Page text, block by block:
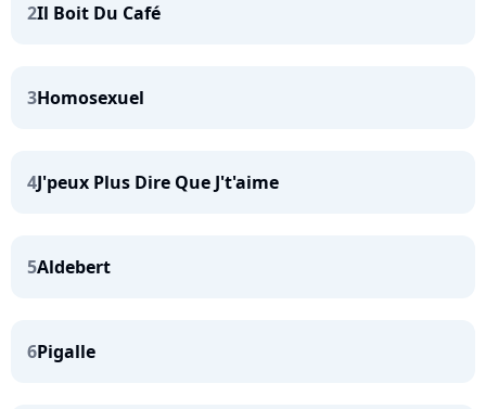
2Il Boit Du Café
3Homosexuel
4J'peux Plus Dire Que J't'aime
5Aldebert
6Pigalle